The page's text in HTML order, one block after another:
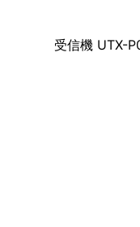
受信機 UTX-